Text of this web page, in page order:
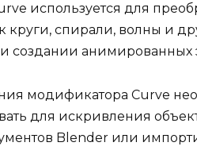
используется для
круги, спирали, волны и
создании
модификатора Curve
для искривления
Blender или